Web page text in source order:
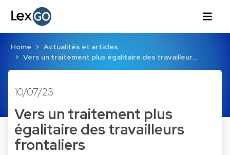
Home
Actualités et articles
Vers un traitement plus égalitaire des travailleur…
10/07/23
Vers un traitement plus
égalitaire des travailleurs
frontaliers